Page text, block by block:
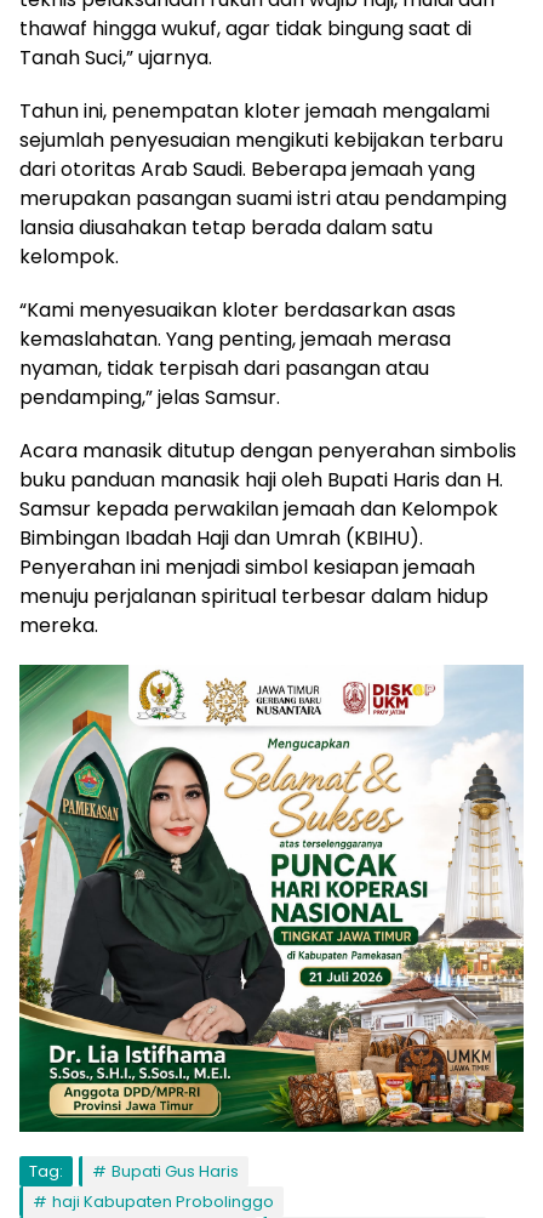
thawaf hingga wukuf, agar tidak bingung saat di
Tanah Suci,” ujarnya.
Tahun ini, penempatan kloter jemaah mengalami
sejumlah penyesuaian mengikuti kebijakan terbaru
dari otoritas Arab Saudi. Beberapa jemaah yang
merupakan pasangan suami istri atau pendamping
lansia diusahakan tetap berada dalam satu
kelompok.
“Kami menyesuaikan kloter berdasarkan asas
kemaslahatan. Yang penting, jemaah merasa
nyaman, tidak terpisah dari pasangan atau
pendamping,” jelas Samsur.
Acara manasik ditutup dengan penyerahan simbolis
buku panduan manasik haji oleh Bupati Haris dan H.
Samsur kepada perwakilan jemaah dan Kelompok
Bimbingan Ibadah Haji dan Umrah (KBIHU).
Penyerahan ini menjadi simbol kesiapan jemaah
menuju perjalanan spiritual terbesar dalam hidup
mereka.
Tag:
Bupati Gus Haris
haji Kabupaten Probolinggo